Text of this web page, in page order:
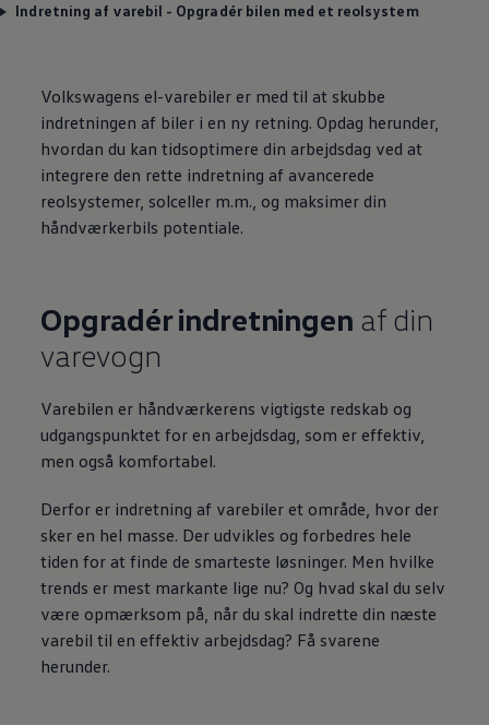
Indretning af varebil - Opgradér bilen med et reolsystem
Volkswagens el-varebiler er med til at skubbe
indretningen af biler i en ny retning. Opdag herunder,
hvordan du kan tidsoptimere din arbejdsdag ved at
integrere den rette indretning af avancerede
reolsystemer, solceller m.m., og maksimer din
håndværkerbils potentiale.
Opgradér indretningen af din
varevogn
Varebilen er håndværkerens vigtigste redskab og
udgangspunktet for en arbejdsdag, som er effektiv,
men også komfortabel.
Derfor er indretning af varebiler et område, hvor der
sker en hel masse. Der udvikles og forbedres hele
tiden for at finde de smarteste løsninger. Men hvilke
trends er mest markante lige nu? Og hvad skal du selv
være opmærksom på, når du skal indrette din næste
varebil til en effektiv arbejdsdag? Få svarene
herunder.